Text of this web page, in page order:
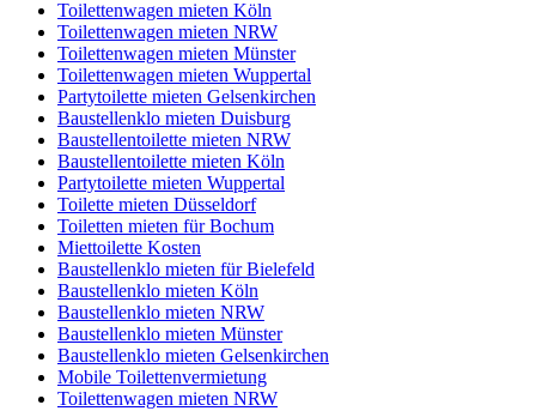
Toilettenwagen mieten Köln
Toilettenwagen mieten NRW
Toilettenwagen mieten Münster
Toilettenwagen mieten Wuppertal
Partytoilette mieten Gelsenkirchen
Baustellenklo mieten Duisburg
Baustellentoilette mieten NRW
Baustellentoilette mieten Köln
Partytoilette mieten Wuppertal
Toilette mieten Düsseldorf
Toiletten mieten für Bochum
Miettoilette Kosten
Baustellenklo mieten für Bielefeld
Baustellenklo mieten Köln
Baustellenklo mieten NRW
Baustellenklo mieten Münster
Baustellenklo mieten Gelsenkirchen
Mobile Toilettenvermietung
Toilettenwagen mieten NRW